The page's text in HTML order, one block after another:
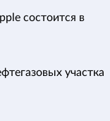
состоится в
участка